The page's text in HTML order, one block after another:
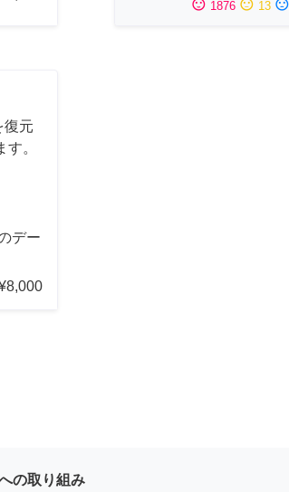
sentiment_satisfied 1876 sentiment_neutral 13 sentiment_dissatisfied
復元
。
デー
の取り組み